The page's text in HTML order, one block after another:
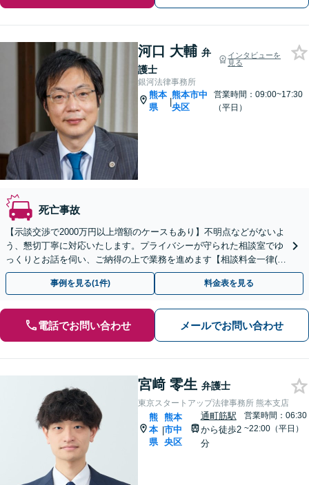
河口 大輔 弁
護士
インタビューを
見る
銀河法律事務所
熊本
県
|
熊本市中
央区
営業時間：09:00~17:30
（平日）
死亡事故
【示談交渉で2000万円以上増額のケースもあり】不明点などがないよ
う、懇切丁寧に対応いたします。プライバシーが守られた相談室でゆ
っくりとお話を伺い、ご納得の上で業務を進めます【相談料金一律(時
間無制限)】【駐車場あり】
事例を見る(1件) 料金表を見る
電話でお問い合わせ メールでお問い合わせ
宮﨑 零生 弁護士
東京スタートアップ法律事務所 熊本支店
熊
本
県
|
熊本
市中
央区
通町筋駅
から徒歩2
分
営業時間：06:30
~22:00（平日）